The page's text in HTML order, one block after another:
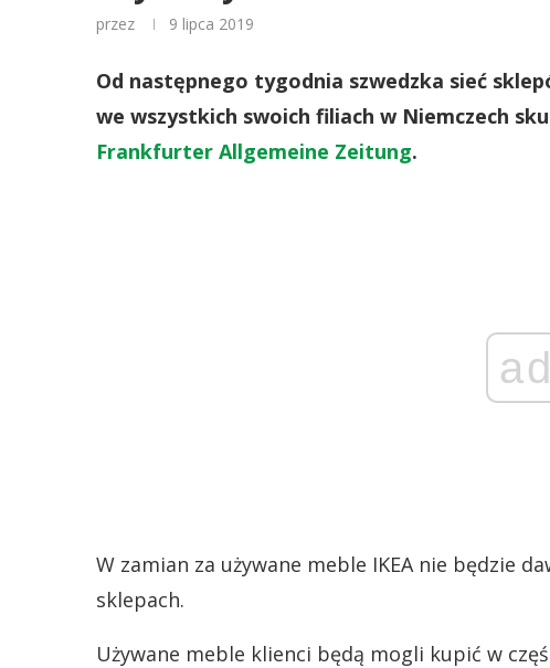
przez 9 lipca 2019
Od następnego tygodnia szwedzka sieć
we wszystkich swoich filiach w Niemczech
Frankfurter Allgemeine Zeitung.
ad
W zamian za używane meble IKEA nie będzie
sklepach.
Używane meble klienci będą mogli kupić w